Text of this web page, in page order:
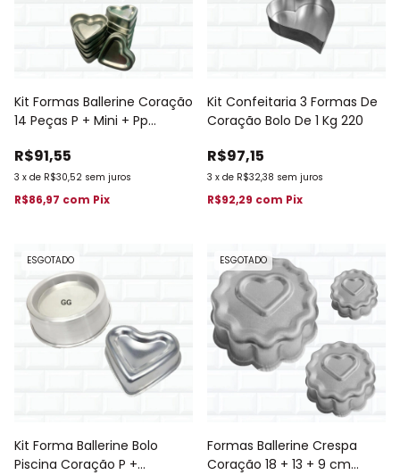
Kit Formas Ballerine Coração
14 Peças P + Mini + Pp
R$91,55
3 x de R$30,52 sem juros
R$86,97 com Pix
Kit Confeitaria 3 Formas De
Coração Bolo De 1 Kg 220
R$97,15
3 x de R$32,38 sem juros
R$92,29 com Pix
ESGOTADO
Kit Forma Ballerine Bolo
Piscina Coração P +
ESGOTADO
Formas Ballerine Crespa
Coração 18 + 13 + 9 cm